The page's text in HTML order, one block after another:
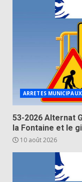
ARRETES MUNICIPAUX
53-2026 Alternat
la Fontaine et le
10 août 2026